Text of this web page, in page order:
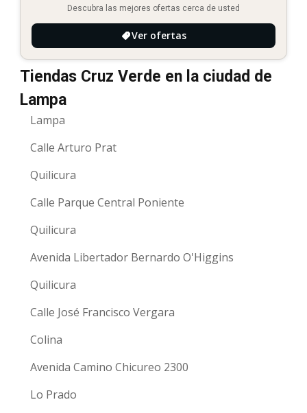
Descubra las mejores ofertas cerca de usted
Ver ofertas
Tiendas Cruz Verde en la ciudad de
Lampa
Lampa
Calle Arturo Prat
Quilicura
Calle Parque Central Poniente
Quilicura
Avenida Libertador Bernardo O'Higgins
Quilicura
Calle José Francisco Vergara
Colina
Avenida Camino Chicureo 2300
Lo Prado